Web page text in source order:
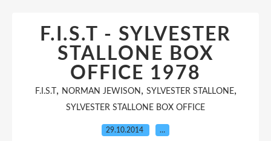
F.I.S.T - SYLVESTER
STALLONE BOX
OFFICE 1978
F.I.S.T , NORMAN JEWISON , SYLVESTER STALLONE,
SYLVESTER STALLONE BOX OFFICE
29.10.2014 …